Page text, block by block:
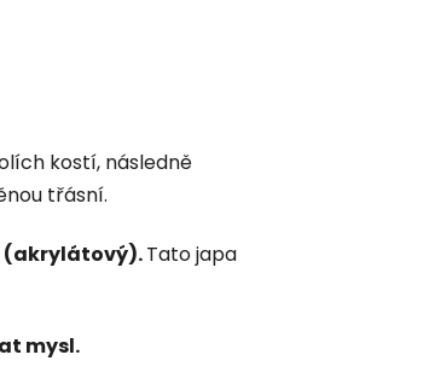
kostí, následně
třásní.
(akrylátový).Tato japa
mysl.